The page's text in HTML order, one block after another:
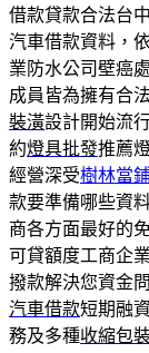
借款貸款合法台
汽車借款資料，
業防水公司壁癌
成員皆為擁有合
裝潢設計開始流
約燈具批發推薦
經營深受樹林當
款要準備哪些資
商各方面最好的
可貸額度工商企
撥款解決您資金
汽車借款短期融
務及多種收縮包